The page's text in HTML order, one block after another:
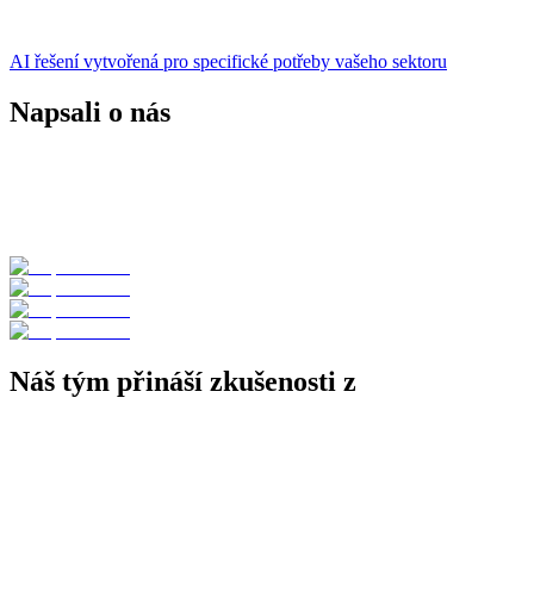
AI řešení vytvořená pro specifické potřeby vašeho sektoru
Napsali o nás
Náš tým přináší zkušenosti z